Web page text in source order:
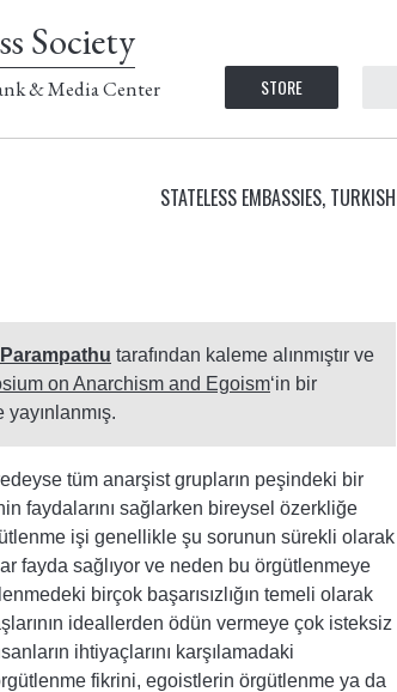
Society
& Media Center STORE
STATELESS EMBASSIES, TURKISH
tarafından kaleme alınmıştır ve
on Anarchism and Egoism‘in bir
tüm anarşist grupların peşindeki bir
faydalarını sağlarken bireysel özerkliğe
işi genellikle şu sorunun sürekli olarak
fayda sağlıyor ve neden bu örgütlenmeye
birçok başarısızlığın temeli olarak
ideallerden ödün vermeye çok isteksiz
ihtiyaçlarını karşılamadaki
fikrini, egoistlerin örgütlenme ya da